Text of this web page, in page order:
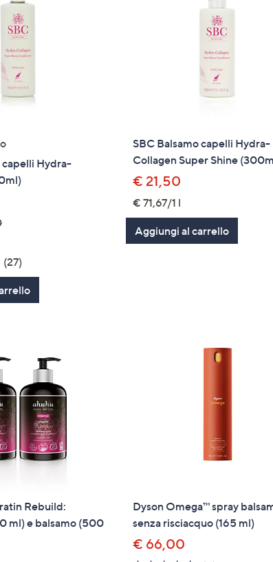
capelli Hydra-
4.4
of
5
(27)27
Recensioni
SBC Balsamo capelli Hydra-
Collagen Super Shine
€ 21,50
€ 71,67/1 l
Aggiungi al carrello
Rebuild:
ml) e balsamo (500
Dyson Omega™ spray
senza risciacquo (165 ml)
€ 66,00